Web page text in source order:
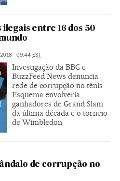
entre 16 dos 50
- 09:44 EST
Investigação da BBC e
BuzzFeed News denuncia
rede de corrupção no tênis
Esquema envolveria
ganhadores de Grand Slam
da última década e o torneio
de Wimbledon
de corrupção no